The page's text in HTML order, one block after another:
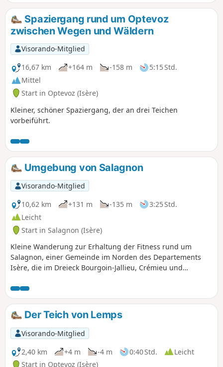
Spaziergang rund um Optevoz
zwischen Wegen und Wäldern
Visorando-Mitglied
16,67 km
+164 m -158 m
5:15 Std.
Mittel
Start in Optevoz (Isère)
Kleiner, schöner Spaziergang, der an drei Teichen
vorbeiführt.
Umgebung von Salagnon
Visorando-Mitglied
10,62 km
+131 m -135 m
3:25 Std.
Leicht
Start in Salagnon (Isère)
Kleine Wanderung zur Erhaltung der Fitness rund um
Salagnon, einer Gemeinde im Norden des Departements
Isère, die im Dreieck Bourgoin-Jallieu, Crémieu und
Der Teich von Lemps
Visorando-Mitglied
2,40 km
+4 m -4 m 0:40 Std.
Leicht
Start in Optevoz (Isère)